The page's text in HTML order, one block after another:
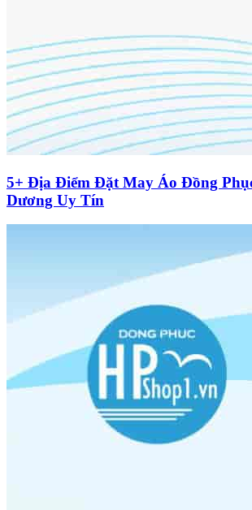
5+ Địa Điểm Đặt May Áo Đồng
Dương Uy Tín